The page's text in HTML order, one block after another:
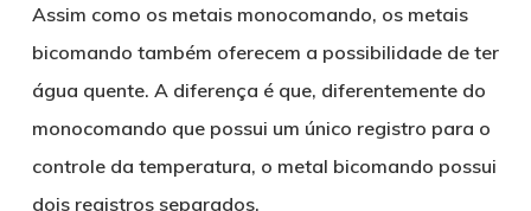
Assim como os metais monocomando, os metais
bicomando também oferecem a possibilidade de ter
água quente. A diferença é que, diferentemente do
monocomando que possui um único registro para o
controle da temperatura, o metal bicomando possui
dois registros separados.